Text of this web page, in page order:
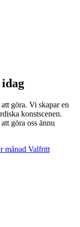
göra. Vi skapar en
konstscenen.
göra oss ännu
månad Valfritt